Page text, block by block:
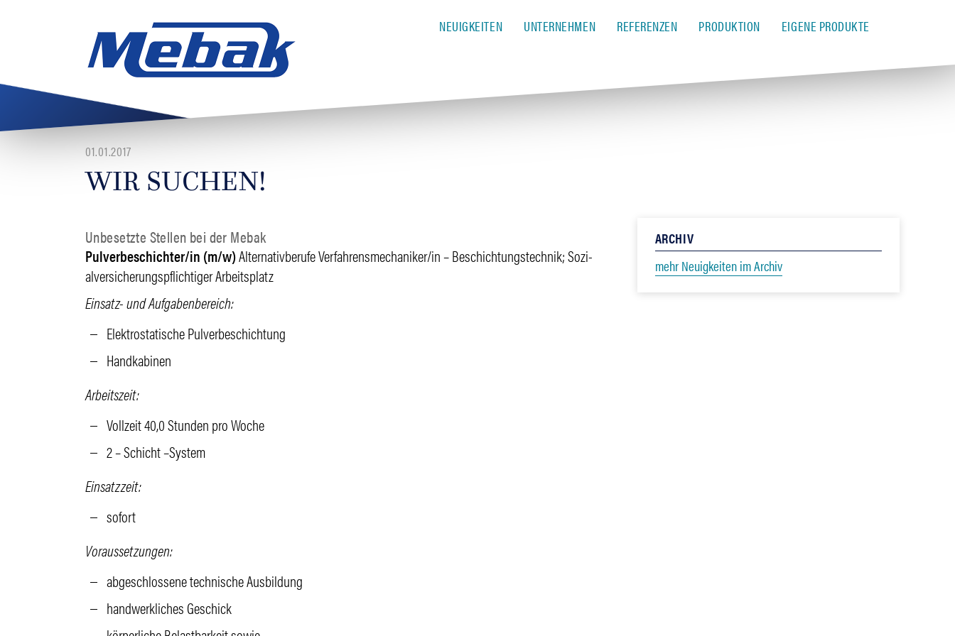
NEUIGKEITEN UNTERNEHMEN REFERENZEN PRODUKTION EIGENE PRODUKTE
01.01.2017
WIR SUCHEN!
ARCHIV
mehr Neuigkeiten im Archiv
Unbesetzte Stellen bei der Mebak
Pulverbeschichter/in (m/w)Alter­na­tiv­be­rufe Verfahrensmechaniker/in – Beschich­tungs­technik; Sozi­
al­ver­si­che­rungs­pflich­tiger Arbeitsplatz
Einsatz- undAufga­ben­be­reich:
Elek­tro­sta­ti­sche Pulverbeschichtung
Hand­ka­binen
Arbeits­zeit:
Voll­zeit 40,0 Stunden pro Woche
2 – Schicht –System
Einsatz­zeit:
sofort
Voraus­set­zungen:
abge­schlos­sene tech­ni­sche Ausbildung
hand­werk­li­ches Geschick